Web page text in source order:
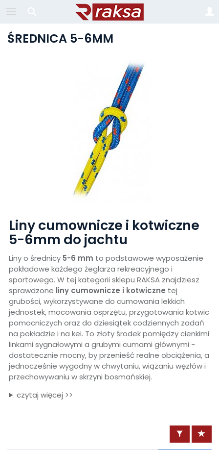
ŚREDNICA 5-6MM
Liny cumownicze i kotwiczne
5-6mm do jachtu
Liny o średnicy 5-6 mm to podstawowe wyposażenie
pokładowe każdego żeglarza rekreacyjnego i
sportowego. W tej kategorii sklepu RAKSA znajdziesz
sprawdzone liny cumownicze i kotwiczne tej
grubości, wykorzystywane do cumowania lekkich
jednostek, mocowania osprzętu, przygotowania kotwic
pomocniczych oraz do dziesiątek codziennych zadań
na pokładzie i na kei. To złoty środek pomiędzy cienkimi
linkami sygnałowymi a grubymi cumami głównymi -
dostatecznie mocny, by przenieść realne obciążenia, a
jednocześnie wygodny w chwytaniu, wiązaniu węzłów i
przechowywaniu w skrzyni bosmańskiej.
czytaj więcej >>